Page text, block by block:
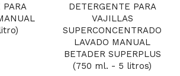
PARA
DETERGENTE PARA
VAJILLAS
SUPERCONCENTRADO
LAVADO MANUAL
BETADER SUPERPLUS
(750 ml. - 5 litros)